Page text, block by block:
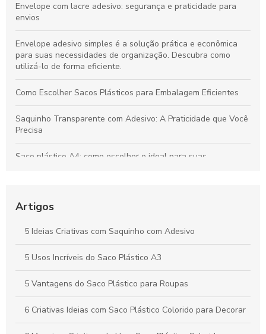
Envelope com lacre adesivo: segurança e praticidade para
envios
Envelope adesivo simples é a solução prática e econômica
para suas necessidades de organização. Descubra como
utilizá-lo de forma eficiente.
Como Escolher Sacos Plásticos para Embalagem Eficientes
Saquinho Transparente com Adesivo: A Praticidade que Você
Precisa
Saco plástico A4: como escolher o ideal para suas
corretamente
Vantagens e Aplicações do Saco Polipropileno no Dia a Dia
Artigos
5 Ideias Criativas com Saquinho com Adesivo
5 Usos Incríveis do Saco Plástico A3
5 Vantagens do Saco Plástico para Roupas
6 Criativas Ideias com Saco Plástico Colorido para Decorar